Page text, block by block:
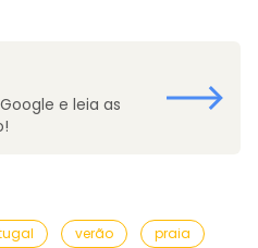
e leia as
verão praia